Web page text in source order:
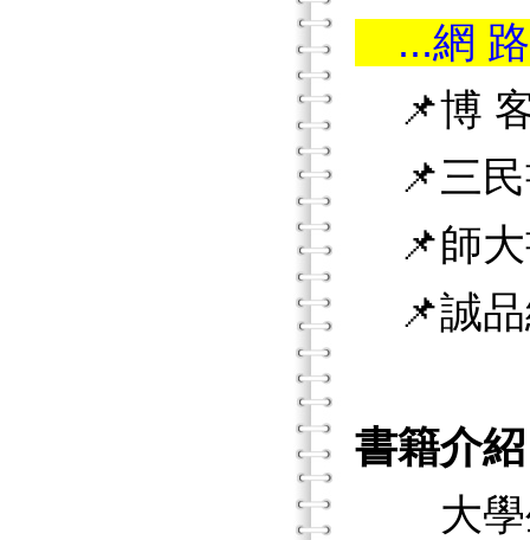
...網
📌博
📌三民
📌師大
📌誠品
書籍介紹
大學生